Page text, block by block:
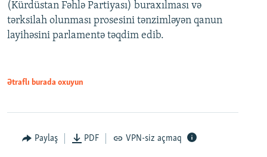
Auto 240p 360p 480p
720p 1080p
480p
(Kürdüstan Fəhlə Partiyası) buraxılması və
tərksilah olunması prosesini tənzimləyən qanun
layihəsini parlamentə təqdim edib.
Ətraflı burada oxuyun
Paylaş PDF VPN-siz açmaq